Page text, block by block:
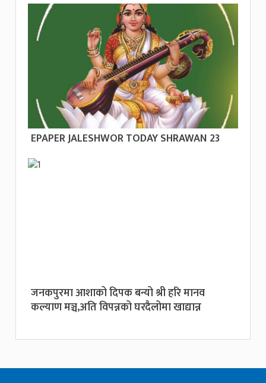
EPAPER JALESHWOR TODAY SHRAWAN 23
जनकपुरमा आशाको दिपक बन्यो श्री हरि मानव
कल्याण मञ्च,अति विपन्नको घरदैलोमा खाद्यान्न